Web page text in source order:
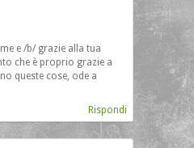
e /b/ grazie alla tua
che è proprio grazie a
queste cose, ode a
Rispondi